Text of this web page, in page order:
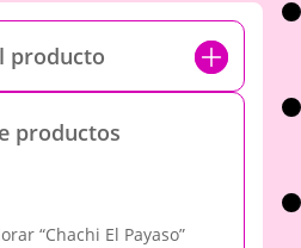
producto
productos
“Chachi El Payaso”